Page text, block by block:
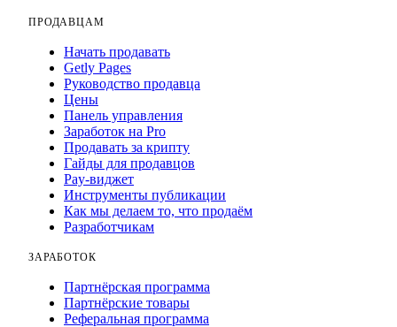
ПРОДАВЦАМ
Начать продавать
Getly Pages
Руководство продавца
Цены
Панель управления
Заработок на Pro
Продавать за крипту
Гайды для продавцов
Pay-виджет
Инструменты публикации
Как мы делаем то, что продаём
Разработчикам
ЗАРАБОТОК
Партнёрская программа
Партнёрские товары
Реферальная программа